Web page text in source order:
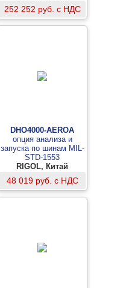
252 252 руб. с НДС
DHO4000-AEROA
опция анализа и
запуска по шинам MIL-
STD-1553
RIGOL, Китай
48 019 руб. с НДС